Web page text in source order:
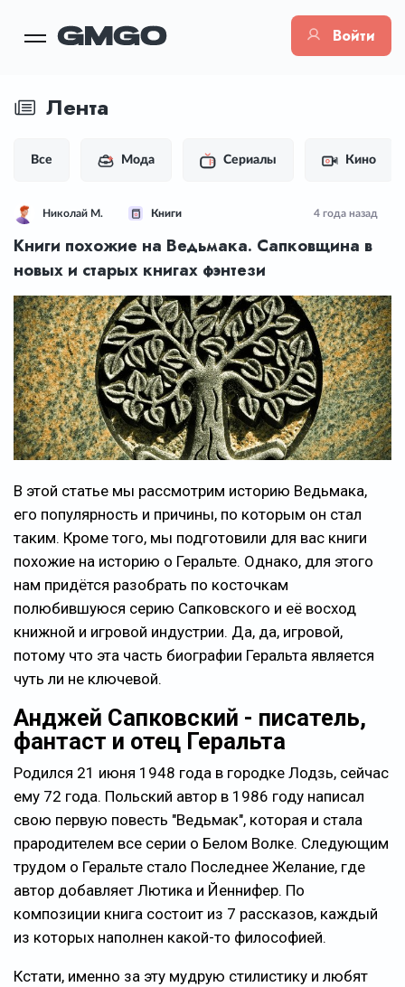
Войти
Лента
Все Мода Сериалы Кино
Николай М. Книги 4 года назад
Книги похожие на Ведьмака. Сапковщина в
новых и старых книгах фэнтези
В этой статье мы рассмотрим историю Ведьмака,
его популярность и причины, по которым он стал
таким. Кроме того, мы подготовили для вас книги
похожие на историю о Геральте. Однако, для этого
нам придётся разобрать по косточкам
полюбившуюся серию Сапковского и её восход
книжной и игровой индустрии. Да, да, игровой,
потому что эта часть биографии Геральта является
чуть ли не ключевой.
Анджей Сапковский - писатель,
фантаст и отец Геральта
Родился 21 июня 1948 года в городке Лодзь, сейчас
ему 72 года. Польский автор в 1986 году написал
свою первую повесть "Ведьмак", которая и стала
прародителем все серии о Белом Волке. Следующим
трудом о Геральте стало Последнее Желание, где
автор добавляет Лютика и Йеннифер. По
композиции книга состоит из 7 рассказов, каждый
из которых наполнен какой-то философией.
Кстати, именно за эту мудрую стилистику и любят